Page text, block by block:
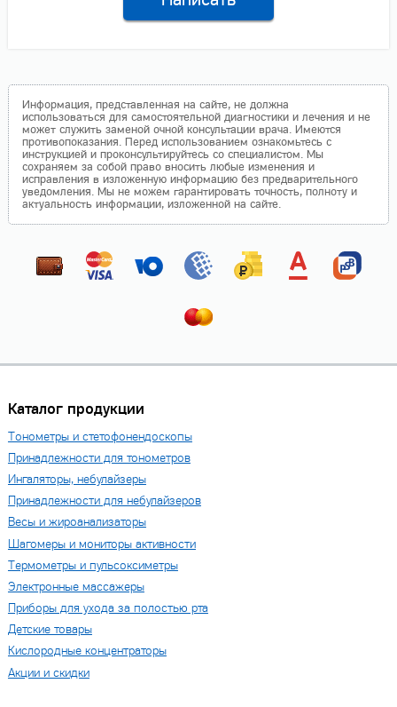
Информация, представленная на сайте, не должна
использоваться для самостоятельной диагностики и лечения и не
может служить заменой очной консультации врача. Имеются
противопоказания. Перед использованием ознакомьтесь с
инструкцией и проконсультируйтесь со специалистом. Мы
сохраняем за собой право вносить любые изменения и
исправления в изложенную информацию без предварительного
уведомления. Мы не можем гарантировать точность, полноту и
актуальность информации, изложенной на сайте.
Каталог продукции
Тонометры и стетофонендоскопы
Принадлежности для тонометров
Ингаляторы, небулайзеры
Принадлежности для небулайзеров
Весы и жироанализаторы
Шагомеры и мониторы активности
Термометры и пульсоксиметры
Электронные массажеры
Приборы для ухода за полостью рта
Детские товары
Кислородные концентраторы
Акции и скидки